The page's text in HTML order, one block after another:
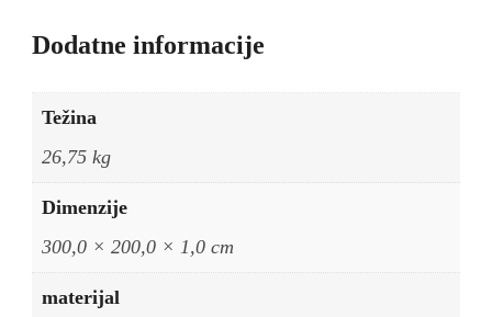
Dodatne informacije
Težina
26,75 kg
Dimenzije
300,0 × 200,0 × 1,0 cm
materijal